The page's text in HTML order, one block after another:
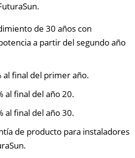
de 30 años con
a partir del segundo año
al final del primer año.
al final del año 20.
al final del año 30.
de producto para instaladores